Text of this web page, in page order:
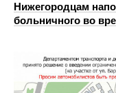
Нижегородцам
больничного во